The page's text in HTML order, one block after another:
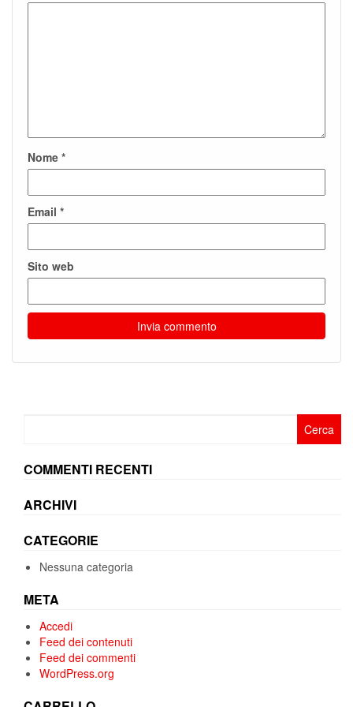
Nome *
Email *
Sito web
COMMENTI RECENTI
ARCHIVI
CATEGORIE
Nessuna categoria
META
Accedi
Feed dei contenuti
Feed dei commenti
WordPress.org